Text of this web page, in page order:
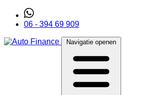
06 - 394 69 909
Navigatie openen